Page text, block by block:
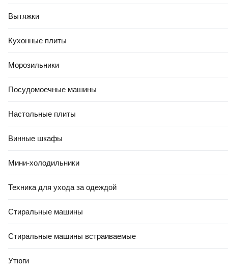
Вытяжки
Кухонные плиты
Морозильники
Посудомоечные машины
Настольные плиты
Винные шкафы
Мини-холодильники
Техника для ухода за одеждой
Стиральные машины
Стиральные машины встраиваемые
Утюги
4.9 (112
10
В корзину
00 Ҕ